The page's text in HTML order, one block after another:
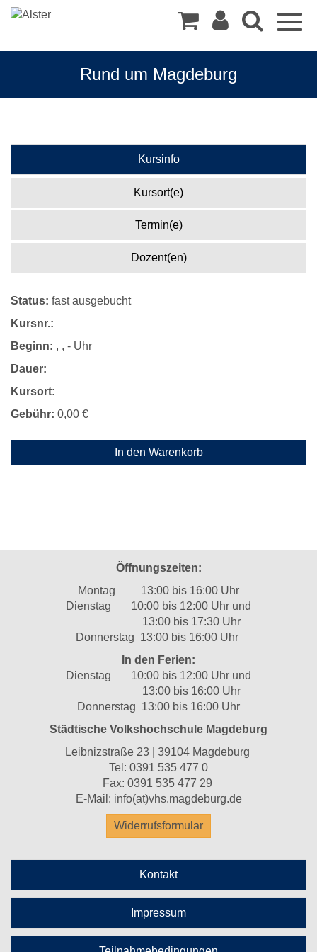
Rund um Magdeburg
Kursinfo
Kursort(e)
Termin(e)
Dozent(en)
Status: fast ausgebucht
Kursnr.:
Beginn: , , - Uhr
Dauer:
Kursort:
Gebühr: 0,00 €
In den Warenkorb
Öffnungszeiten:
Montag 13:00 bis 16:00 Uhr
Dienstag 10:00 bis 12:00 Uhr und
13:00 bis 17:30 Uhr
Donnerstag 13:00 bis 16:00 Uhr
In den Ferien:
Dienstag 10:00 bis 12:00 Uhr und
13:00 bis 16:00 Uhr
Donnerstag 13:00 bis 16:00 Uhr
Städtische Volkshochschule Magdeburg
Leibnizstraße 23 | 39104 Magdeburg
Tel: 0391 535 477 0
Fax: 0391 535 477 29
E-Mail: info(at)vhs.magdeburg.de
Widerrufsformular
Kontakt
Impressum